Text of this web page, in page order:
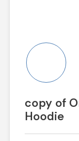
copy of
Hoodie